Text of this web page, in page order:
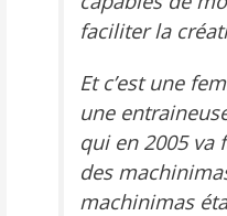
faciliter la
Et c’est une
une
qui en 2005 va
des
machinimas